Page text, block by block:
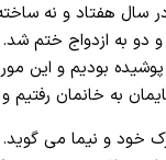
سال هفتاد و نه
دو به ازدواج ختم
بودیم و این
به خانمان
خود و نیما می